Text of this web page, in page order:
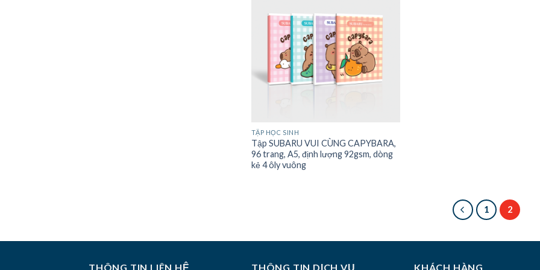
TẬP HỌC SINH
Tập SUBARU VUI CÙNG CAPYBARA,
96 trang, A5, định lượng 92gsm, dòng
kẻ 4 ôly vuông
1 2
THÔNG TIN LIÊN HỆ THÔNG TIN DỊCH VỤ KHÁCH HÀNG